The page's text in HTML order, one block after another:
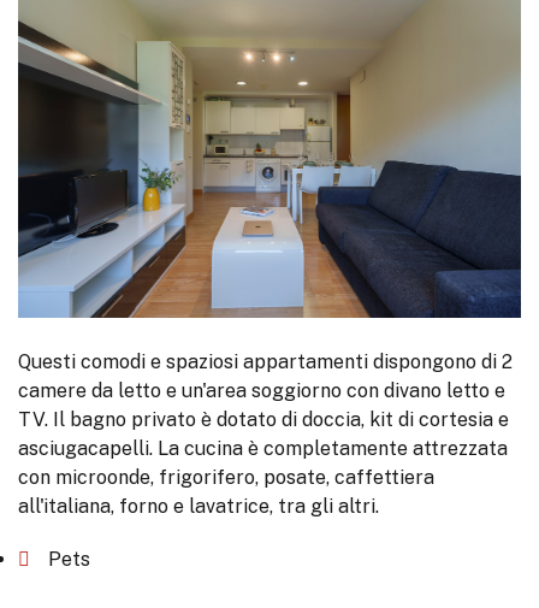
Questi comodi e spaziosi appartamenti dispongono di 2
camere da letto e un'area soggiorno con divano letto e
TV. Il bagno privato è dotato di doccia, kit di cortesia e
asciugacapelli. La cucina è completamente attrezzata
con microonde, frigorifero, posate, caffettiera
all'italiana, forno e lavatrice, tra gli altri.
Pets